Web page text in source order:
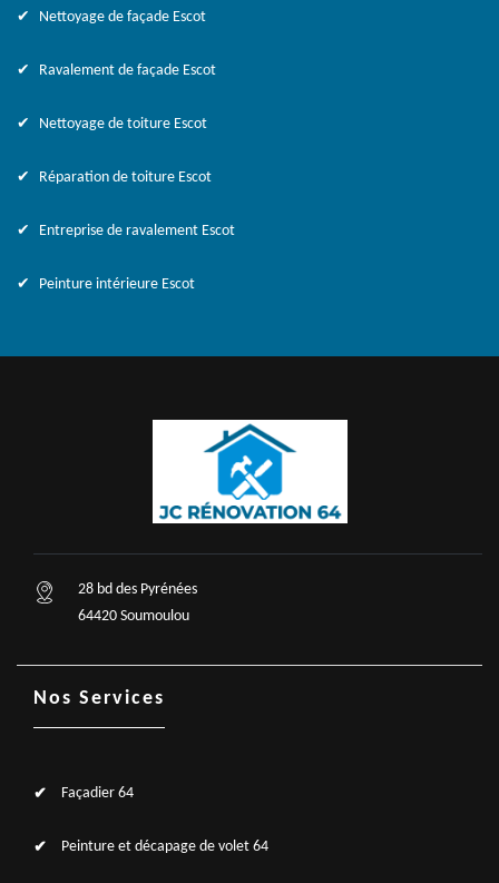
Nettoyage de façade Escot
Ravalement de façade Escot
Nettoyage de toiture Escot
Réparation de toiture Escot
Entreprise de ravalement Escot
Peinture intérieure Escot
28 bd des Pyrénées
64420 Soumoulou
Nos Services
Façadier 64
Peinture et décapage de volet 64